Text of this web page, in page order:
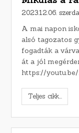
2023.12.06. szerda
A mai napon
alsó tagozatos
fogadták a
át a jól
https://
Teljes cikk...